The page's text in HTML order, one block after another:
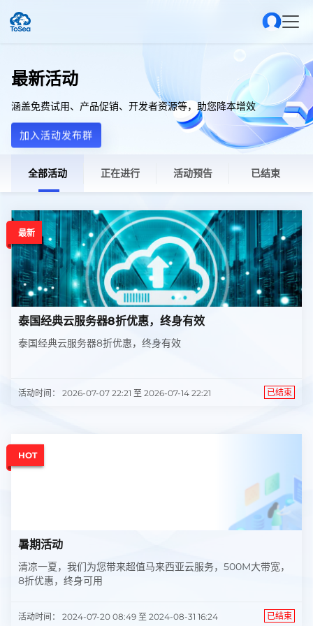
最新活动
涵盖免费试用、产品促销、开发者资源等，助您降本增效
加入活动发布群
全部活动 正在进行 活动预告 已结束
最新
泰国经典云服务器8折优惠，终身有效
泰国经典云服务器8折优惠，终身有效
活动时间： 2026-07-07 22:21 至 2026-07-14 22:21 已结束
HOT
暑期活动
清凉一夏，我们为您带来超值马来西亚云服务，500M大带宽，
8折优惠，终身可用
活动时间： 2024-07-20 08:49 至 2024-08-31 16:24 已结束